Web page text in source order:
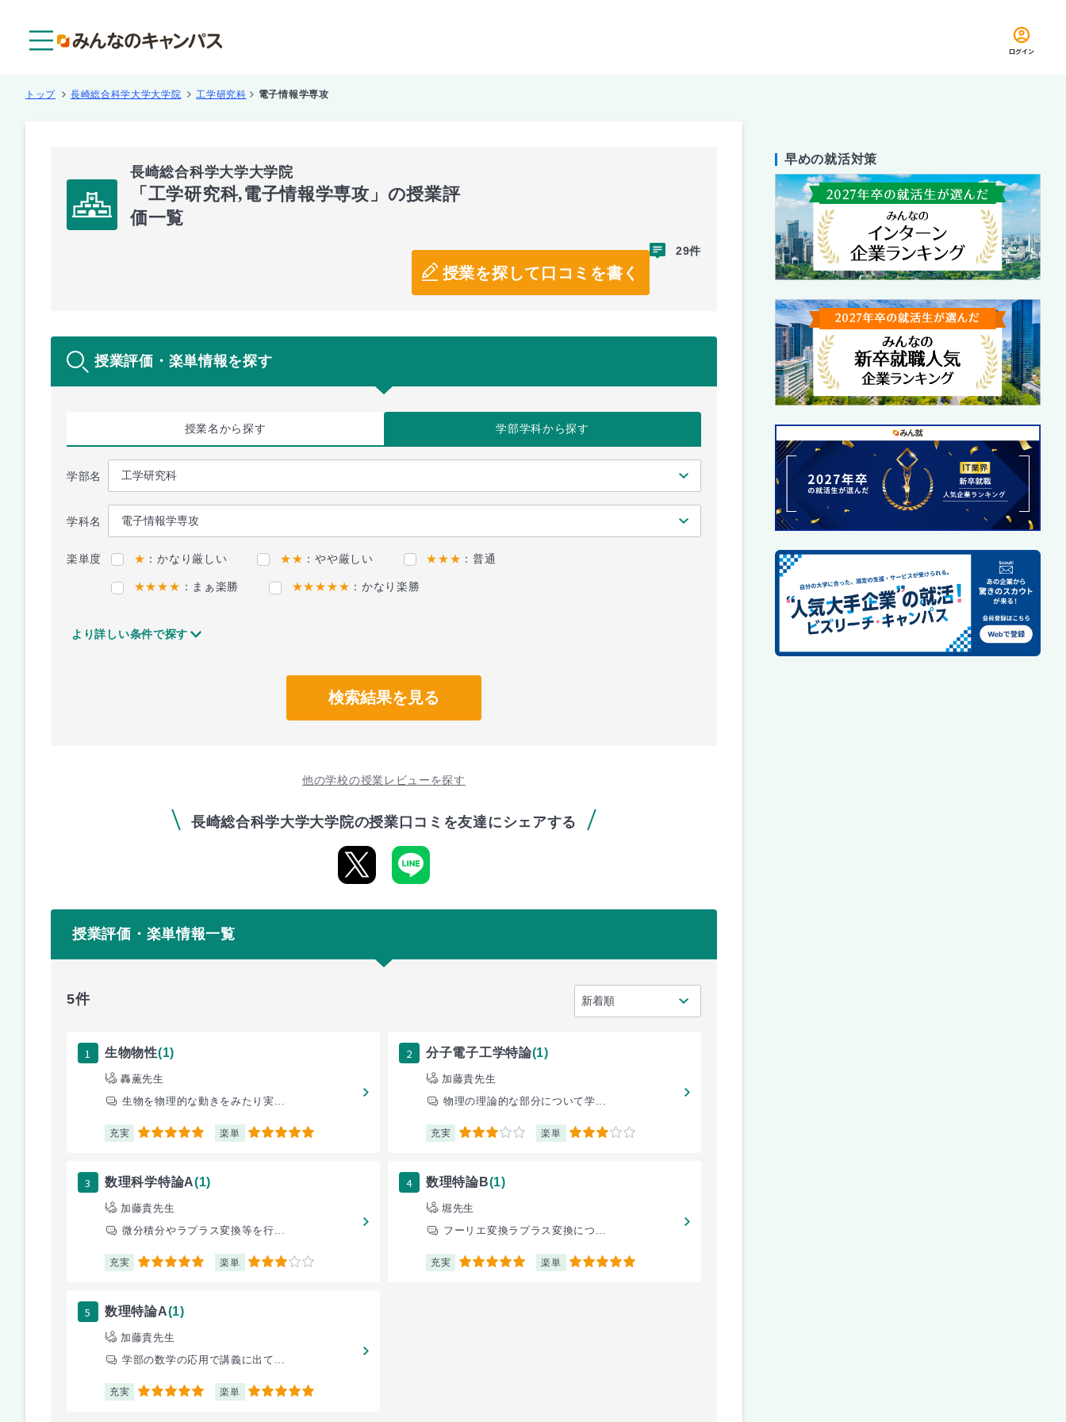
ログイン
トップ 長崎総合科学大学大学院 工学研究科 電子情報学専攻
長崎総合科学大学大学院
「工学研究科,電子情報学専攻」の授業評
価一覧
授業を探して口コミを書く
29件
授業評価・楽単情報を探す
授業名から探す 学部学科から探す
学部名
学科名
楽単度 ★ ：かなり厳しい ★★ ：やや厳しい ★★★ ：普通
★★★★ ：まぁ楽勝 ★★★★★ ：かなり楽勝
より詳しい条件で探す
検索結果を見る
他の学校の授業レビューを探す
長崎総合科学大学大学院の授業口コミを友達にシェアする
授業評価・楽単情報一覧
5件
1 生物物性(1)
轟薫先生
生物を物理的な動きをみたり実...
充実 5 楽単 5
2 分子電子工学特論(1)
加藤貴先生
物理の理論的な部分について学...
充実 3 楽単 3
3 数理科学特論A(1)
加藤貴先生
微分積分やラプラス変換等を行...
充実 5 楽単 3
4 数理特論B(1)
堀先生
フーリエ変換ラプラス変換につ...
充実 5 楽単 5
5 数理特論A(1)
加藤貴先生
学部の数学の応用で講義に出て...
充実 5 楽単 5
早めの就活対策